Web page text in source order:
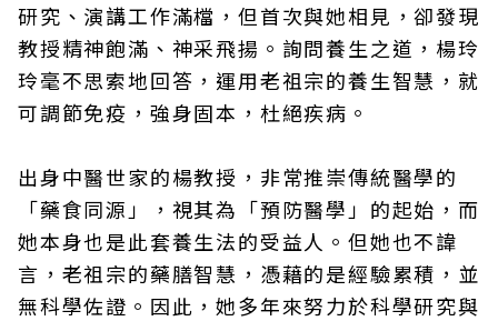
研究、演講工作滿檔，但首次與她相見，卻發現
教授精神飽滿、神采飛揚。詢問養生之道，楊玲
玲毫不思索地回答，運用老祖宗的養生智慧，就
可調節免疫，強身固本，杜絕疾病。
出身中醫世家的楊教授，非常推崇傳統醫學的
「藥食同源」，視其為「預防醫學」的起始，而
她本身也是此套養生法的受益人。但她也不諱
言，老祖宗的藥膳智慧，憑藉的是經驗累積，並
無科學佐證。因此，她多年來努力於科學研究與